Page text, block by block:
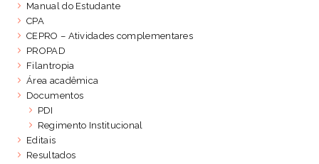
Manual do Estudante
CPA
CEPRO – Atividades complementares
PROPAD
Filantropia
Área acadêmica
Documentos
PDI
Regimento Institucional
Editais
Resultados